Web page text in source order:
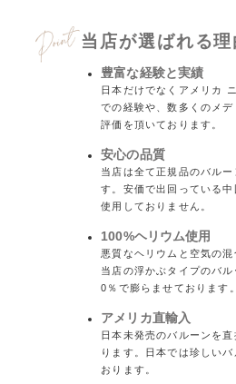
当店が選ばれる理
豊富な経験と実績
日本だけでなくアメリカ
での経験や、数多くのメ
評価を頂いております。
安心の品質
当店は全て正規品のバル
す。安価で出回っている
使用しておりません。
100%ヘリウム使用
悪質なヘリウムと空気の混
当店の浮かぶタイプのバ
0％で膨らませております。
アメリカ直輸入
日本未発売のバルーンを
ります。日本では珍しい
おります。